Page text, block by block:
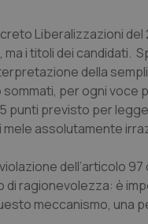
Liberalizzazioni
ma i titoli dei
della
per ogni voce
previsto per legge.
assolutamente
dell’articolo
di ragionevolezza: è
meccanismo, una